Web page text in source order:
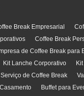
Break Empresarial
Coffee Break
de Coffee Break para
Kit Lanche Corporativo
Serviço de Coffee Break
Buffet para